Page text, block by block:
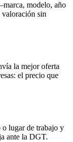
modelo, año
sin
la mejor oferta
el precio que
lugar de trabajo y
ante la DGT.